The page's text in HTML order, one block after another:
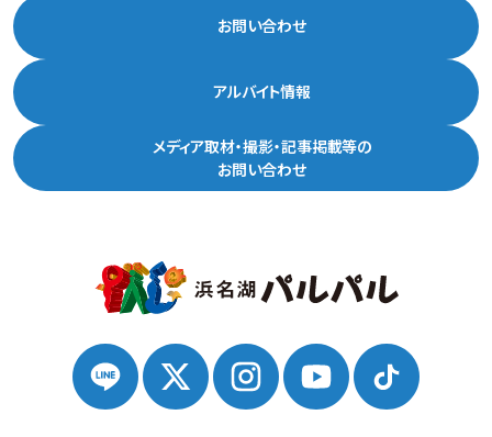
お問い合わせ
アルバイト情報
メディア取材・撮影・記事掲載等の
お問い合わせ